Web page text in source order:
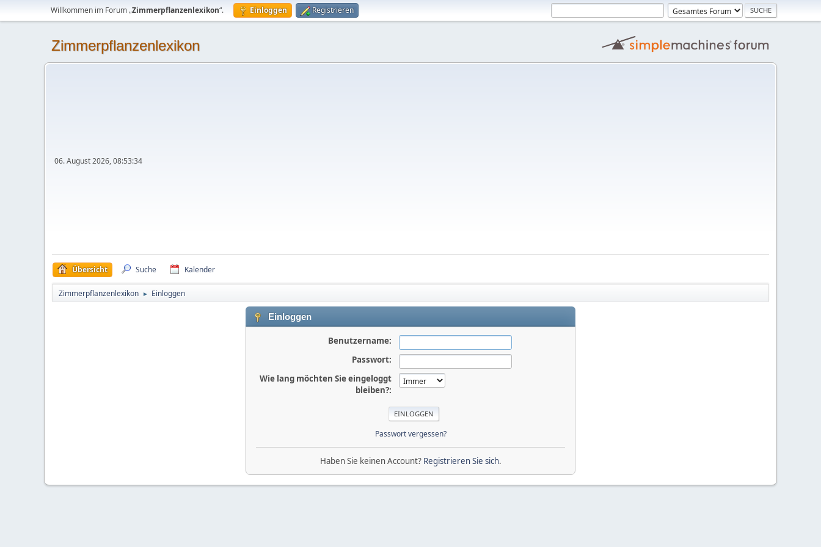
Willkommen im Forum „Zimmerpflanzenlexikon“. Einloggen Registrieren
Zimmerpflanzenlexikon
06. August 2026, 08:53:34
Übersicht Suche Kalender
Zimmerpflanzenlexikon ► Einloggen
Einloggen
Benutzername:
Passwort:
Wie lang möchten Sie eingeloggt
bleiben?:
Passwort vergessen?
Haben Sie keinen Account? Registrieren Sie sich.